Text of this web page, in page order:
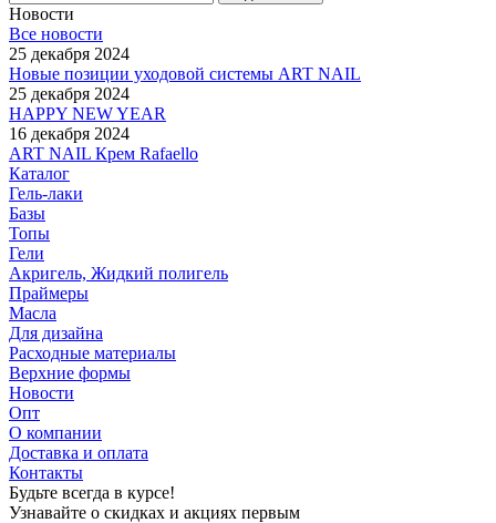
Новости
Все новости
25 декабря 2024
Новые позиции уходовой системы ART NAIL
25 декабря 2024
HAPPY NEW YEAR
16 декабря 2024
ART NAIL Крем Rafaello
Каталог
Гель-лаки
Базы
Топы
Гели
Акригель, Жидкий полигель
Праймеры
Масла
Для дизайна
Расходные материалы
Верхние формы
Новости
Опт
О компании
Доставка и оплата
Контакты
Будьте всегда в курсе!
Узнавайте о скидках и акциях первым